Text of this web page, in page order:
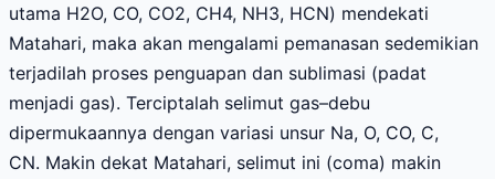
utama H2O, CO, CO2, CH4, NH3, HCN) mendekati
Matahari, maka akan mengalami pemanasan sedemikian
terjadilah proses penguapan dan sublimasi (padat
menjadi gas). Terciptalah selimut gas–debu
dipermukaannya dengan variasi unsur Na, O, CO, C,
CN. Makin dekat Matahari, selimut ini (coma) makin